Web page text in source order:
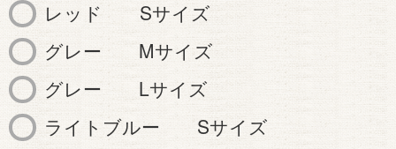
レッド Sサイズ
グレー Mサイズ
グレー Lサイズ
ライトブルー Sサイズ